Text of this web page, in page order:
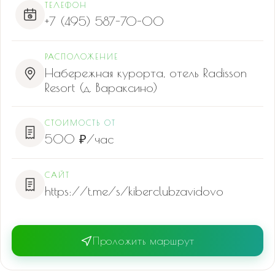
ТЕЛЕФОН
+7 (495) 587-70-00
РАСПОЛОЖЕНИЕ
Набережная курорта, отель Radisson
Resort (д. Вараксино)
СТОИМОСТЬ ОТ
500 ₽/час
САЙТ
https://t.me/s/kiberclubzavidovo
Проложить маршрут